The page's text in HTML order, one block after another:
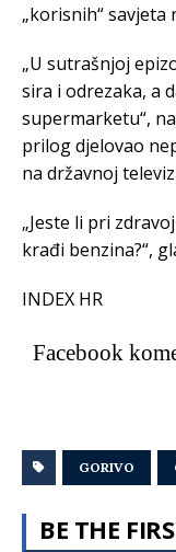
„korisnih“
„U sutrašnjoj
sira i odrezaka, a
supermarketu“,
prilog djelovao
na državnoj
„Jeste li pri
krađi benzina?“,
INDEX HR
Facebook
GORIVO
BE THE